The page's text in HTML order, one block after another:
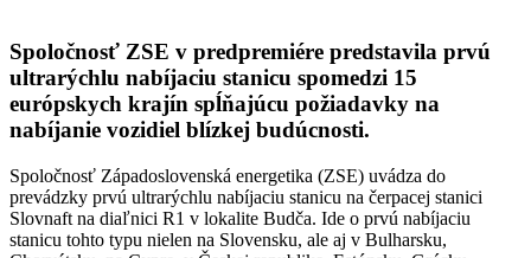
Spoločnosť ZSE v predpremiére predstavila prvú
ultrarýchlu nabíjaciu stanicu spomedzi 15
európskych krajín spĺňajúcu požiadavky na
nabíjanie vozidiel blízkej budúcnosti.
Spoločnosť Západoslovenská energetika (ZSE) uvádza do
prevádzky prvú ultrarýchlu nabíjaciu stanicu na čerpacej stanici
Slovnaft na diaľnici R1 v lokalite Budča. Ide o prvú nabíjaciu
stanicu tohto typu nielen na Slovensku, ale aj v Bulharsku,